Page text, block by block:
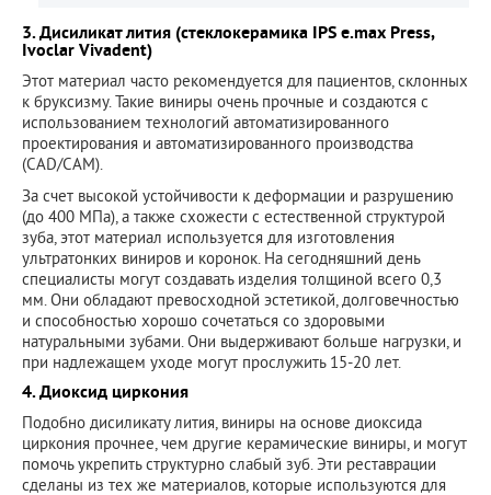
3. Дисиликат лития (стеклокерамика IPS e.max Press,
Ivoclar Vivadent)
Этот материал часто рекомендуется для пациентов, склонных
к бруксизму. Такие виниры очень прочные и создаются с
использованием технологий автоматизированного
проектирования и автоматизированного производства
(CAD/CAM).
За счет высокой устойчивости к деформации и разрушению
(до 400 МПа), а также схожести с естественной структурой
зуба, этот материал используется для изготовления
ультратонких виниров и коронок. На сегодняшний день
специалисты могут создавать изделия толщиной всего 0,3
мм. Они обладают превосходной эстетикой, долговечностью
и способностью хорошо сочетаться со здоровыми
натуральными зубами. Они выдерживают больше нагрузки, и
при надлежащем уходе могут прослужить 15-20 лет.
4. Диоксид циркония
Подобно дисиликату лития, виниры на основе диоксида
циркония прочнее, чем другие керамические виниры, и могут
помочь укрепить структурно слабый зуб. Эти реставрации
сделаны из тех же материалов, которые используются для